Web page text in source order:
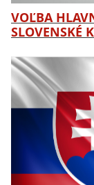
VOĽBA
SLOVENSKÉ